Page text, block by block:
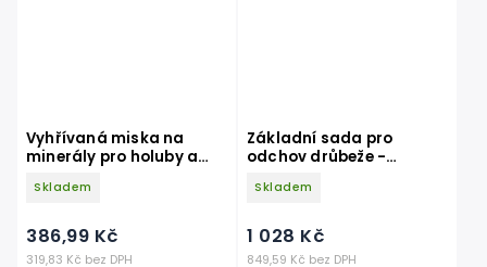
Vyhřívaná miska na
minerály pro holuby a
Skladem
319,83 Kč bez DPH
386,99 Kč
Základní sada pro
odchov drůbeže -
lampa, žárovka
Skladem
849,59 Kč bez DPH
1 028 Kč